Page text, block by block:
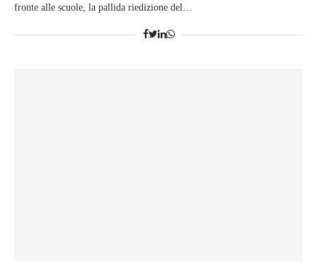
fronte alle scuole, la pallida riedizione del…